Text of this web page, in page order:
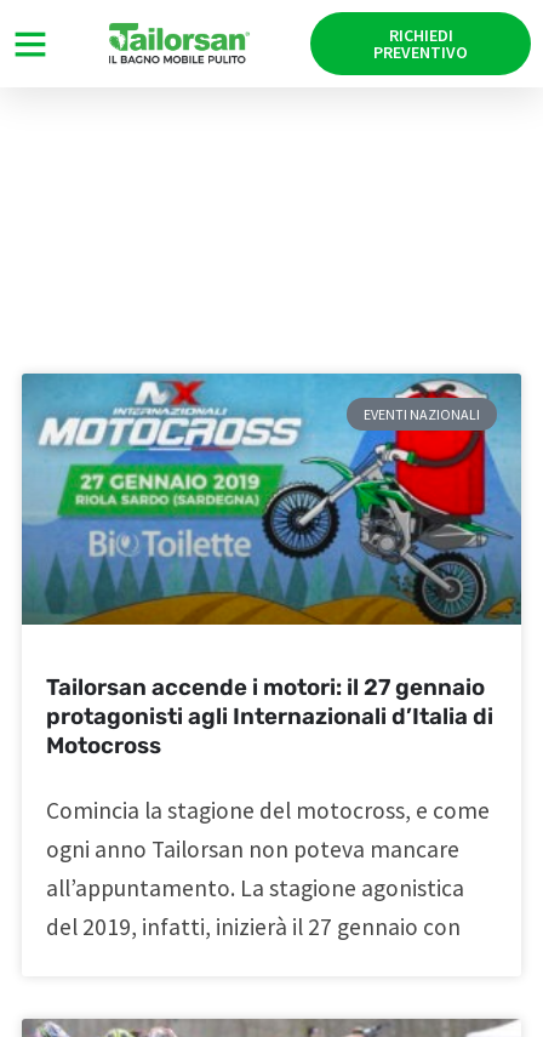
RICHIEDI
PREVENTIVO
EVENTI NAZIONALI
Tailorsan accende i motori: il 27 gennaio
protagonisti agli Internazionali d’Italia di
Motocross
Comincia la stagione del motocross, e come
ogni anno Tailorsan non poteva mancare
all’appuntamento. La stagione agonistica
del 2019, infatti, inizierà il 27 gennaio con